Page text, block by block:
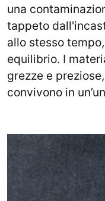
una
tappeto
allo stesso
equilibrio. I
grezze e
convivono in